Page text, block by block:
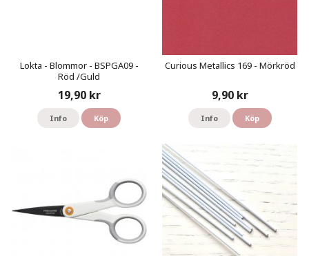
Lokta - Blommor - BSPGA09 -
Röd /Guld
19,90 kr
Info Köp
Curious Metallics 169 - Mörkröd
9,90 kr
Info Köp